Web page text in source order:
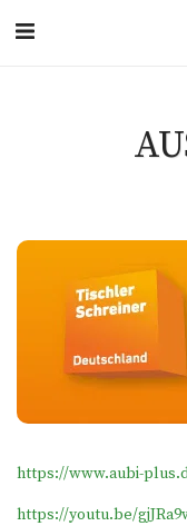
https://www.aubi-
https://youtu.be/